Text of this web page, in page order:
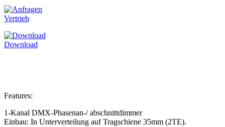
Vertrieb
Download
Features:
1-Kanal DMX-Phasenan-/ abschnittdimmer
Einbau: In Unterverteilung auf Tragschiene 35mm (2TE).